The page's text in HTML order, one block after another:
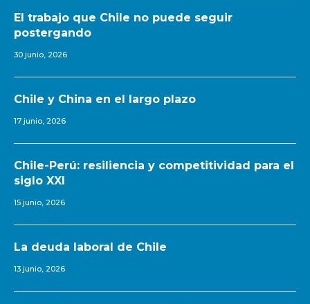
El trabajo que Chile no puede seguir
postergando
30 junio, 2026
Chile y China en el largo plazo
17 junio, 2026
Chile-Perú: resiliencia y competitividad para el
siglo XXI
15 junio, 2026
La deuda laboral de Chile
13 junio, 2026